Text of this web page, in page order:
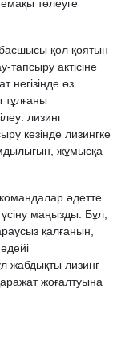
төлеуге
қол қоятын
актісіне
негізінде өз
тұлғаны
лизинг
кезінде лизингке
жұмысқа
әдетте
маңызды. Бұл,
қалғанын,
жабдықты лизинг
жоғалтуына